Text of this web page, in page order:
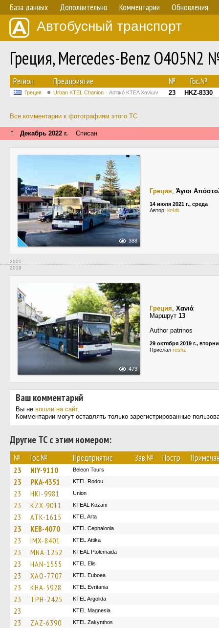
База данных Дополнительно Комментарии Обновления
Автобусный транспорт
Греция, Mercedes-Benz O405N2
Регион Предприятие № Гос.№
Греция Urban KTEL Chanion Αστικό ΚΤΕΛ Χανίων 23 HKZ-8330
Все комментарии к фотографиям этого ТС
↑ Декабрь 2022 г. Списан
388
Греция, Άγιοι
14 июля 2021 г., среда
Автор: kt4dt
2021
2019
473
Греция, Χανιά
Маршрут 13
Author patrinos
29 октября 2019 г.,
Прислал reshz
Ваш комментарий
Вы не вошли на сайт.
Комментарии могут оставлять только зарегистрированные
Другие ТС с этим номером:
№ Гос.№ Предприятие Зав.№ Постр.
23 NIY-9110 Beleon Tours
23 PKA-4351 ΚΤΕL Rodou
23 HKI-9981 Union
23 KZX-9011 KTEAL Kozani
23 ATK-1615 KTEL Arta
23 KEB-4070 KTEL Cephalonia
23 IMX-8401 KΤΕL Αttika
23 MNA-1252 KTEAL Ptolemaida
23 HAN-1555 KTEL Elis
23 XAO-7707 ΚΤΕL Euboea
23 KHA-5928 ΚΤΕL Evritania
23 TPH-2425 KTEL Argolida
23 ΚΤΕL Magnesia
23 ZAZ-6390 KTEL Zakynthos